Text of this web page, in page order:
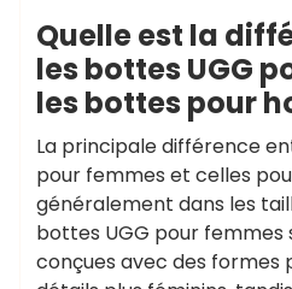
Quelle est la
les bottes UGG
les bottes pour
La principale différence
pour femmes et celles
généralement dans les
bottes UGG pour
conçues avec des formes